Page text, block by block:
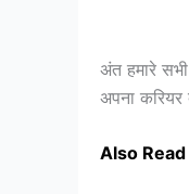
अंत हमारे
अपना
Also Read